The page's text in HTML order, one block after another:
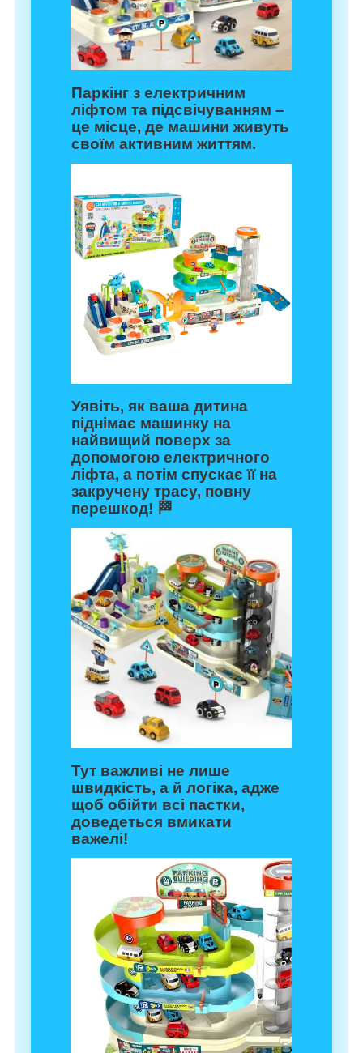
Паркінг з електричним
ліфтом та підсвічуванням –
це місце, де машини живуть
своїм активним життям.
Уявіть, як ваша дитина
піднімає машинку на
найвищий поверх за
допомогою електричного
ліфта, а потім спускає її на
закручену трасу, повну
перешкод! 🏁
Тут важливі не лише
швидкість, а й логіка, адже
щоб обійти всі пастки,
доведеться вмикати
важелі!